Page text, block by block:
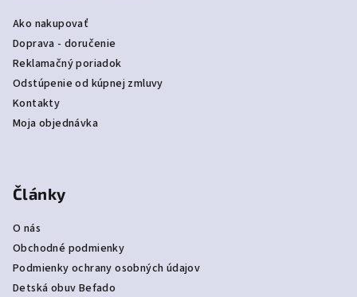
Ako nakupovať
Doprava - doručenie
Reklamačný poriadok
Odstúpenie od kúpnej zmluvy
Kontakty
Moja objednávka
Články
O nás
Obchodné podmienky
Podmienky ochrany osobných údajov
Detská obuv Befado